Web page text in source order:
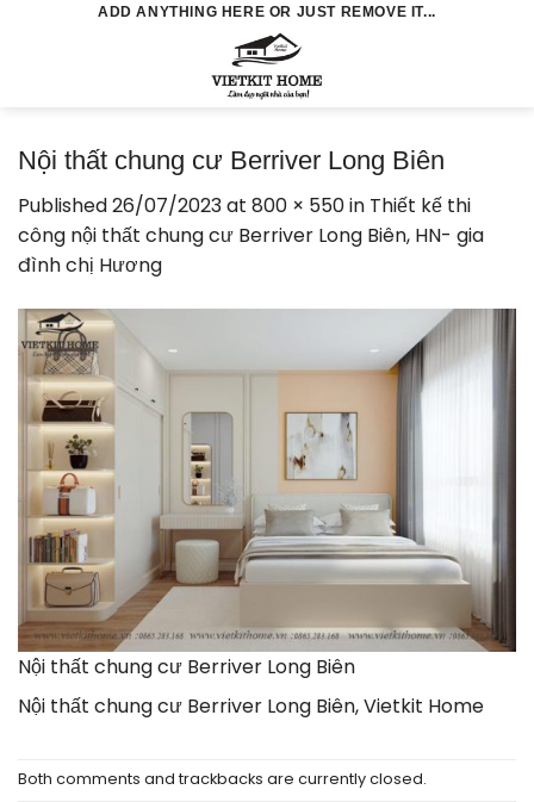
ADD ANYTHING HERE OR JUST REMOVE IT...
Nội thất chung cư Berriver Long Biên
Published26/07/2023at 800 × 550in Thiết kế thi
công nội thất chung cư Berriver Long Biên, HN- gia
đình chị Hương
Nội thất chung cư Berriver Long Biên
Nội thất chung cư Berriver Long Biên, Vietkit Home
Both comments and trackbacks are currently closed.